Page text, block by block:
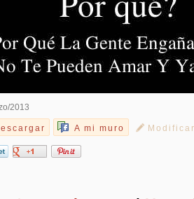
2013
A mi muro